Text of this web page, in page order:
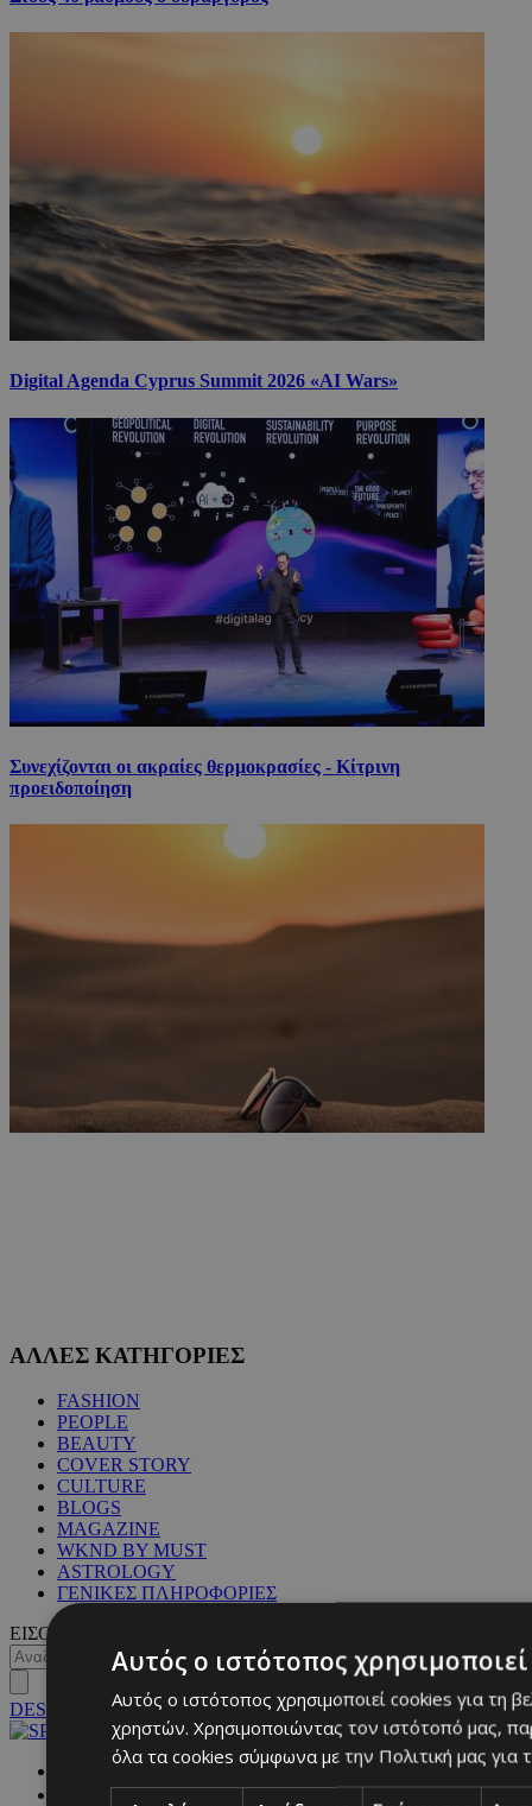
Digital Agenda Cyprus Summit 2026 «AI Wars»
Συνεχίζονται οι ακραίες θερμοκρασίες - Κίτρινη
προειδοποίηση
ΑΛΛΕΣ ΚΑΤΗΓΟΡΙΕΣ
FASHION
PEOPLE
BEAUTY
COVER STORY
CULTURE
BLOGS
MAGAZINE
WKND BY MUST
ASTROLOGY
ΓΕΝΙΚΕΣ ΠΛΗΡΟΦΟΡΙΕΣ
ΕΙΣΟΔΟΣ
DESKTOP
Αυτός ο ιστότοπος
Αυτός ο ιστότοπος χρησιμοποιεί cookies για τη
χρηστών. Χρησιμοποιώντας τον ιστότοπό μας,
όλα τα cookies σύμφωνα με την Πολιτική μας για